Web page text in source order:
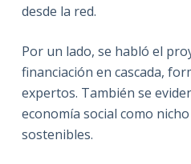
desde la red.
Por un lado, se habló el
financiación en cascada,
expertos. También se
economía social como
sostenibles.